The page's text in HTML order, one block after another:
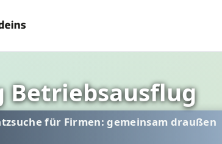
Betriebsausflug
für Firmen: gemeinsam draußen